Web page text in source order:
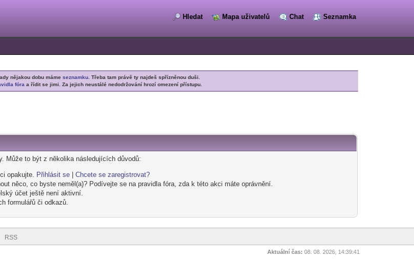
Hledat Mapa uživatelů Chat Seznamka
nějakou dobu mámeseznamku . Třeba tam právě ty najdeš spřízněnou duši.
fóra a řídit se jimi. Za jejich neustálé nedodržování hrozí omezení přístupu.
Může to být z několika následujících důvodů:
opakujte. Přihlásit se |Chcete se zaregistrovat?
něco, co byste neměl(a)? Podívejte se na pravidla fóra, zda k této akci máte oprávnění.
účet ještě není aktivní.
formulářů či odkazů.
RSS
Aktuální čas: 08. 08. 2026, 14:39:41